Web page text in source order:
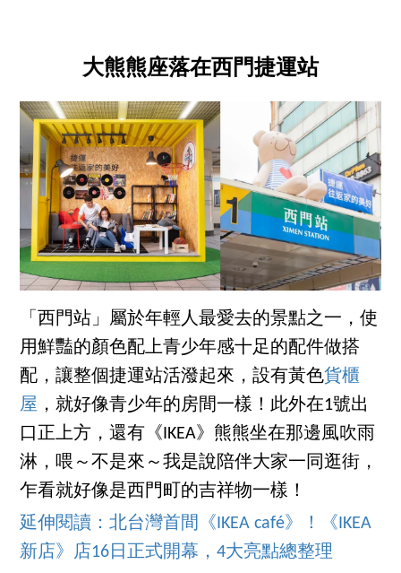
大熊熊座落在西門捷運站
「西門站」屬於年輕人最愛去的景點之一，使
用鮮豔的顏色配上青少年感十足的配件做搭
配，讓整個捷運站活潑起來，設有黃色貨櫃
屋 ，就好像青少年的房間一樣！此外在1號出
口正上方，還有《IKEA》熊熊坐在那邊風吹雨
淋，喂～不是來～我是說陪伴大家一同逛街，
乍看就好像是西門町的吉祥物一樣！
延伸閱讀：北台灣首間《IKEA café》！《IKEA
新店》店16日正式開幕，4大亮點總整理